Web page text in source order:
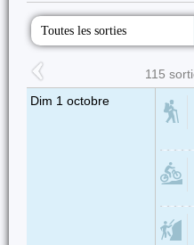
Toutes les sorties
115
Dim 1 octobre